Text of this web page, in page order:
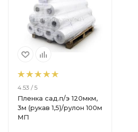
4.53 / 5
Пленка сад.п/э 120мкм,
3м (рукав 1,5)/рулон 100м
МП